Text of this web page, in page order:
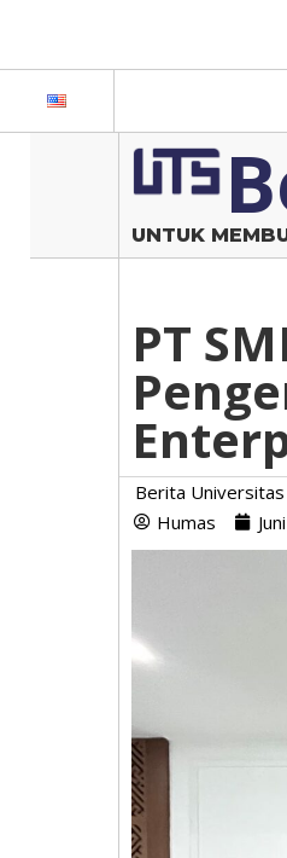
UNTUK
PT
Berita Universitas
Humas